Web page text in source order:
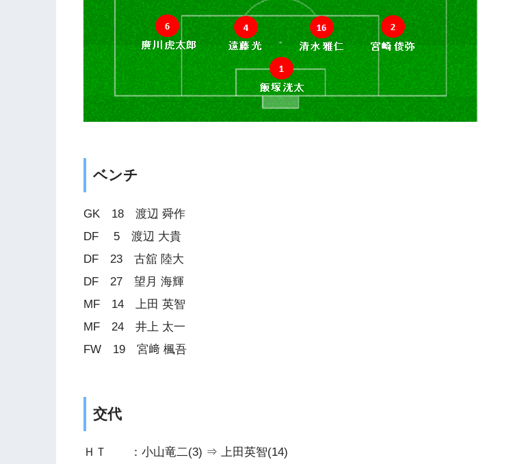
ベンチ
GK 18 渡辺 舜作
DF 5 渡辺 大貴
DF 23 古舘 陸大
DF 27 望月 海輝
MF 14 上田 英智
MF 24 井上 太一
FW 19 宮﨑 楓吾
交代
ＨＴ ：小山竜二(3) ⇒ 上田英智(14)